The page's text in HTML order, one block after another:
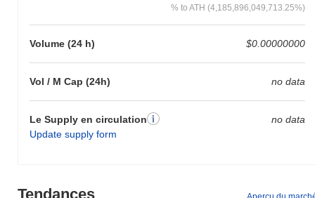
% to ATH (4,185,896,049,713.25%)
Volume (24 h) $0.00000000
Vol / M Cap (24h) no data
Le Supply en circulation
Update supply form
no data
Tendances